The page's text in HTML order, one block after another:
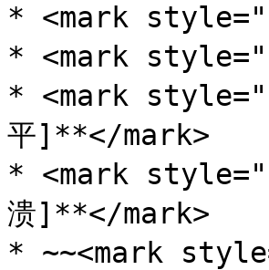
* <mark
* <mark
* <mark
平]**</mark>
* <mark
溃]**</mark>
* ~~<mark